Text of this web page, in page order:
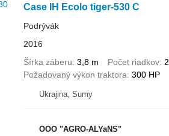
Case IH Ecolo tiger-530 C
Podrývák
2016
Šírka záberu 3,8 m Počet riadkov 2
Požadovaný výkon traktora 300 HP
Ukrajina, Sumy
OOO "AGRO-ALYaNS"